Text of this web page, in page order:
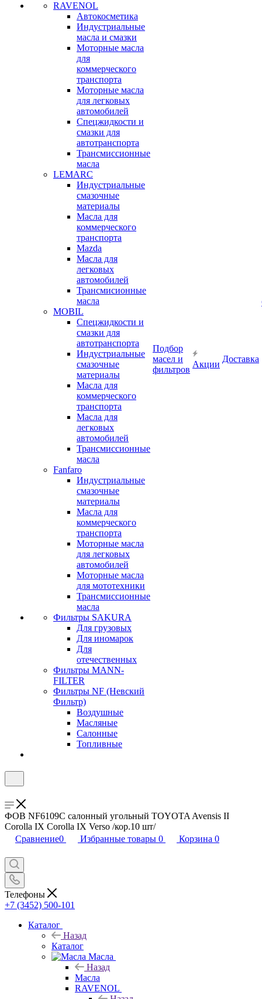
RAVENOL
Автокосметика
Индустриальные
масла и смазки
Моторные масла
для
коммерческого
транспорта
Моторные масла
для легковых
автомобилей
Спецжидкости и
смазки для
автотранспорта
Трансмиссионные
масла
LEMARC
Индустриальные
смазочные
материалы
Масла для
коммерческого
транспорта
Mazda
Масла для
легковых
автомобилей
Трансмисионные
масла
MOBIL
Cпецжидкости и
смазки для
автотранспорта
Индустриальные
смазочные
материалы
Масла для
коммерческого
транспорта
Масла для
легковых
автомобилей
Трансмиссионные
масла
Fanfaro
Индустриальные
смазочные
материалы
Масла для
коммерческого
транспорта
Моторные масла
для легковых
автомобилей
Моторные масла
для мототехники
Трансмиссионные
масла
Фильтры SAKURA
Для грузовых
Для иномарок
Для
отечественных
Фильтры MANN-
FILTER
Фильтры NF (Невский
Фильтр)
Воздушные
Масляные
Салонные
Топливные
Подбор
масел и
фильтров
Акции
Доставка
ФОВ NF6109C салонный угольный TOYOTA Avensis II
Corolla IX Corolla IX Verso /кор.10 шт/
Сравнение0 Избранные товары 0 Корзина 0
Телефоны
+7 (3452) 500-101
Каталог
Назад
Каталог
Масла
Назад
Масла
RAVENOL